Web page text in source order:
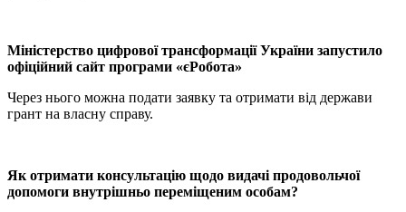
Міністерство цифрової трансформації України запустило
офіційний сайт програми «єРобота»
Через нього можна подати заявку та отримати від держави
грант на власну справу.
Як отримати консультацію щодо видачі продовольчої
допомоги внутрішньо переміщеним особам?